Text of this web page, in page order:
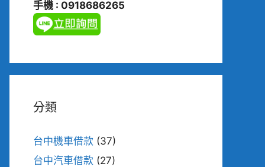
手機 : 0918686265
分類
台中機車借款 (37)
台中汽車借款 (27)